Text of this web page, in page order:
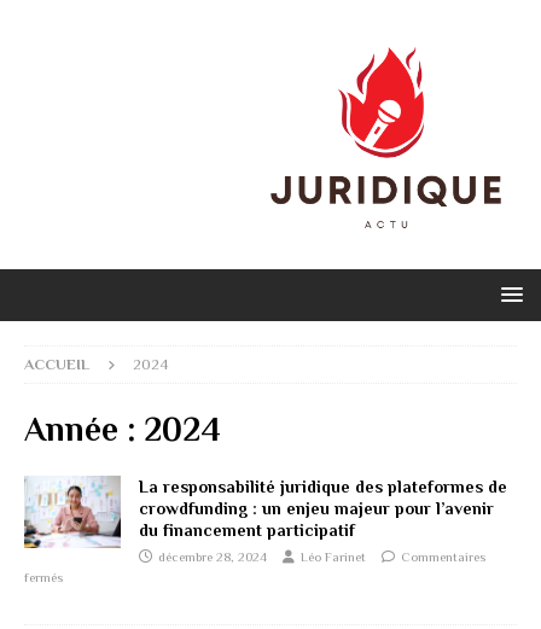
ACCUEIL 2024
Année : 2024
La responsabilité juridique des plateformes de
crowdfunding : un enjeu majeur pour l’avenir
du financement participatif
décembre 28, 2024 Léo Farinet
Commentaires
fermés